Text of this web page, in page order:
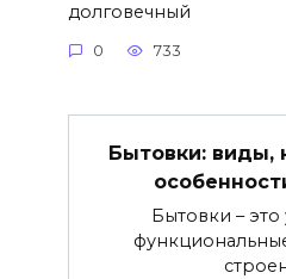
долговечный
0 733
Бытовки: виды,
Бытовки –